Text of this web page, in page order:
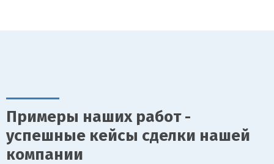
Примеры наших работ -
успешные кейсы сделки нашей
компании